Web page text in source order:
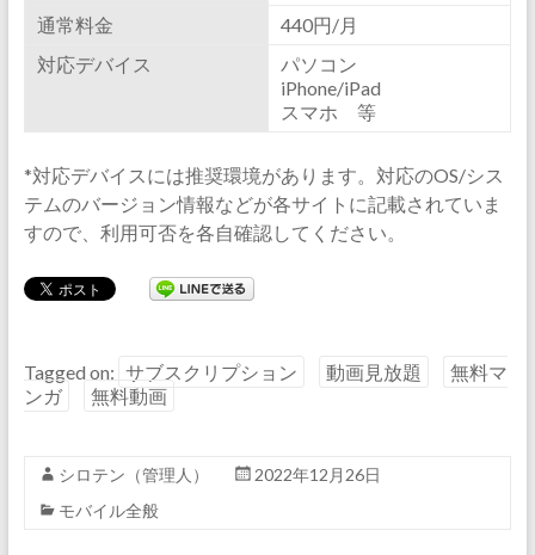
通常料金
440円/月
対応デバイス
パソコン
iPhone/iPad
スマホ 等
*対応デバイスには推奨環境があります。対応のOS/シス
テムのバージョン情報などが各サイトに記載されていま
すので、利用可否を各自確認してください。
Tagged on: サブスクリプション 動画見放題
無料マ
ンガ
無料動画
シロテン（管理人）
2022年12月26日
モバイル全般